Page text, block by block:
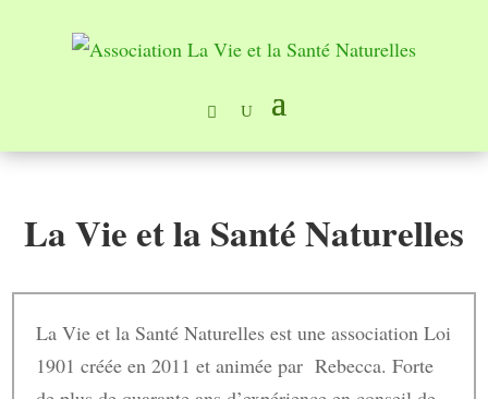
La Vie et la Santé Naturelles
La Vie et la Santé Naturelles est une association Loi
1901 créée en 2011 et animée par Rebecca. Forte